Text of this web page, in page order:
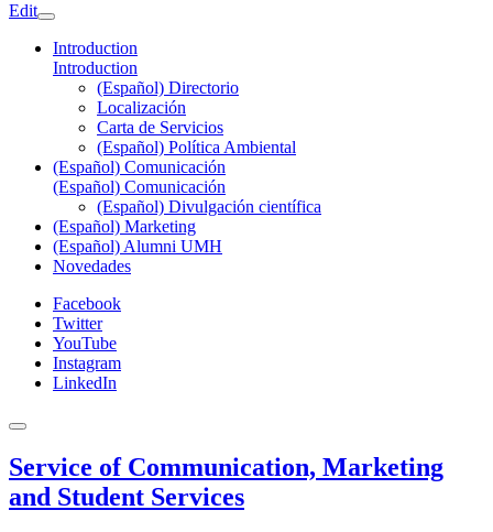
Edit
Introduction
Introduction
(Español) Directorio
Localización
Carta de Servicios
(Español) Política Ambiental
(Español) Comunicación
(Español) Comunicación
(Español) Divulgación científica
(Español) Marketing
(Español) Alumni UMH
Novedades
Facebook
Twitter
YouTube
Instagram
LinkedIn
Service of Communication, Marketing
and Student Services